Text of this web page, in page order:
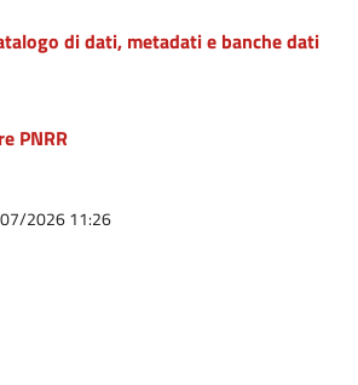
di dati, metadati e banche dati
PNRR
2026 11:26